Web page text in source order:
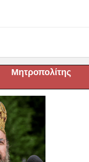
Μητροπολίτης